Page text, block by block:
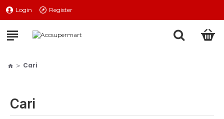
Login Register
Cari
Cari